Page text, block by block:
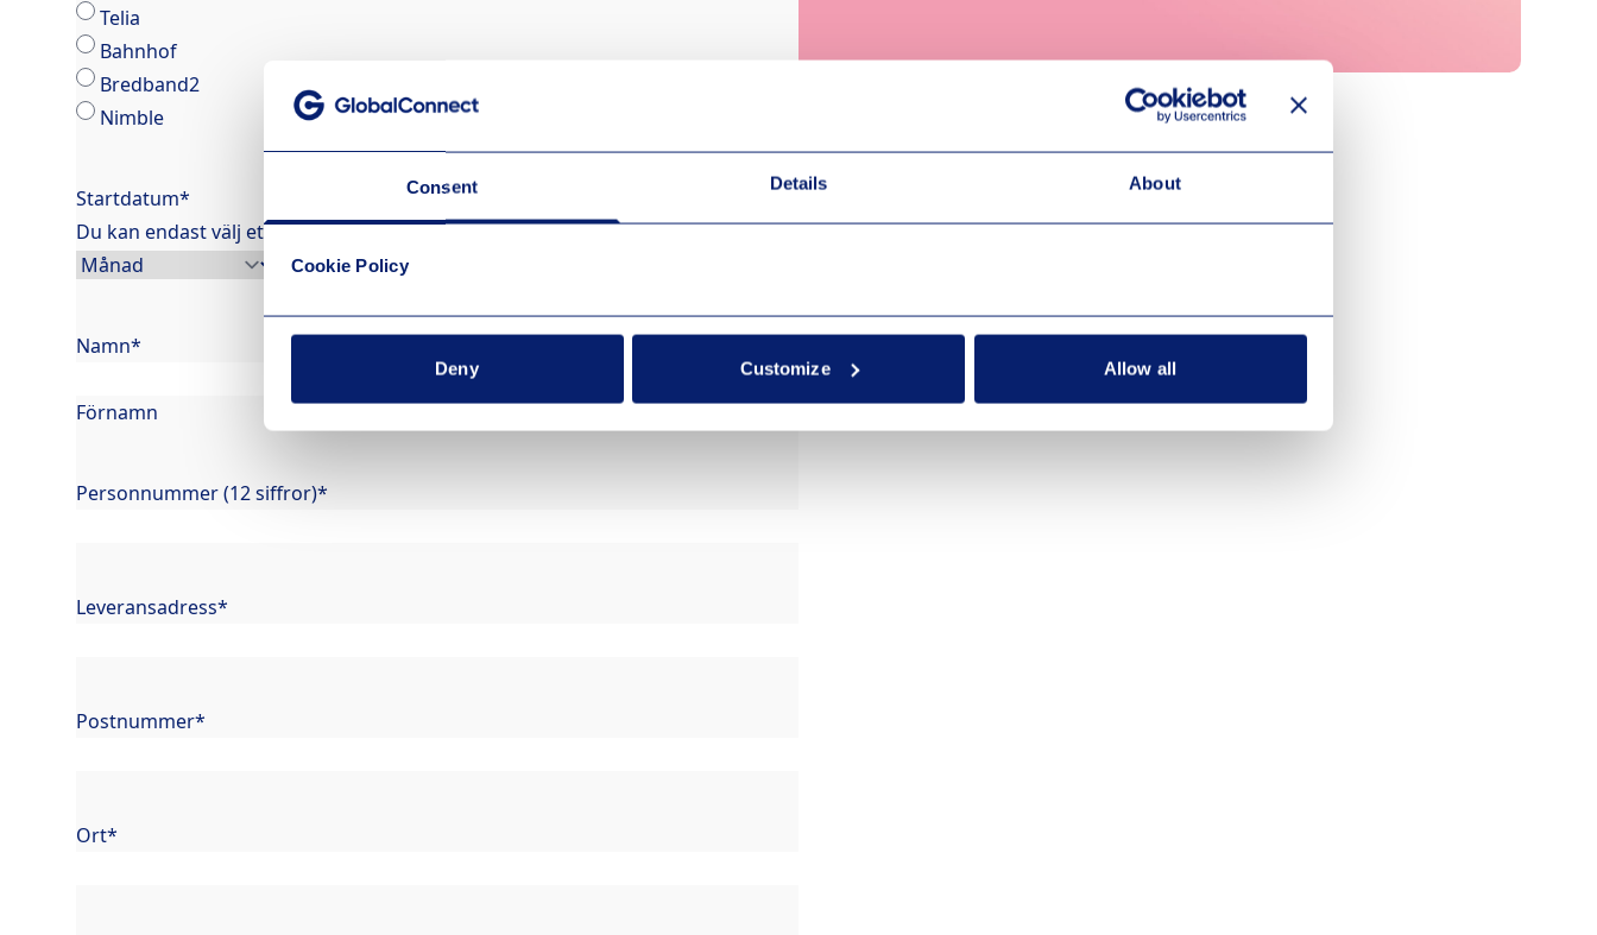
Consent Details About
Cookie Policy
Deny Customize Allow all
Telia
Bahnhof
Bredband2
Nimble
Startdatum*
Du kan endast välj ett startdatum inom de kommande 90 dagarna.
Namn*
Förnamn Efternamn
Personnummer (12 siffror)*
Leveransadress*
Postnummer*
Ort*